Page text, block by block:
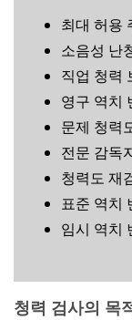
최대 허용
소음성 난
직업 청력
영구 역치
문제 청력
전문 감독
청력도 재
표준 역치
임시 역치
청력 검사의 목